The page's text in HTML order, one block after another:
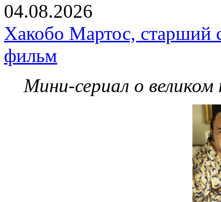
04.08.2026
Хакобо Мартос, старший
фильм
Мини-сериал о великом